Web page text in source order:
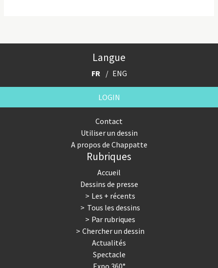
Langue
FR ENG
LOGIN
Contact
Utiliser un dessin
A propos de Chappatte
Rubriques
Accueil
Dessins de presse
Les + récents
Tous les dessins
Par rubriques
Chercher un dessin
Actualités
Spectacle
Expo 360°